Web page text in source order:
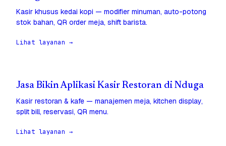
Kasir khusus kedai kopi — modifier minuman, auto-potong
stok bahan, QR order meja, shift barista.
Lihat layanan →
Jasa Bikin Aplikasi Kasir Restoran di Nduga
Kasir restoran & kafe — manajemen meja, kitchen display,
split bill, reservasi, QR menu.
Lihat layanan →